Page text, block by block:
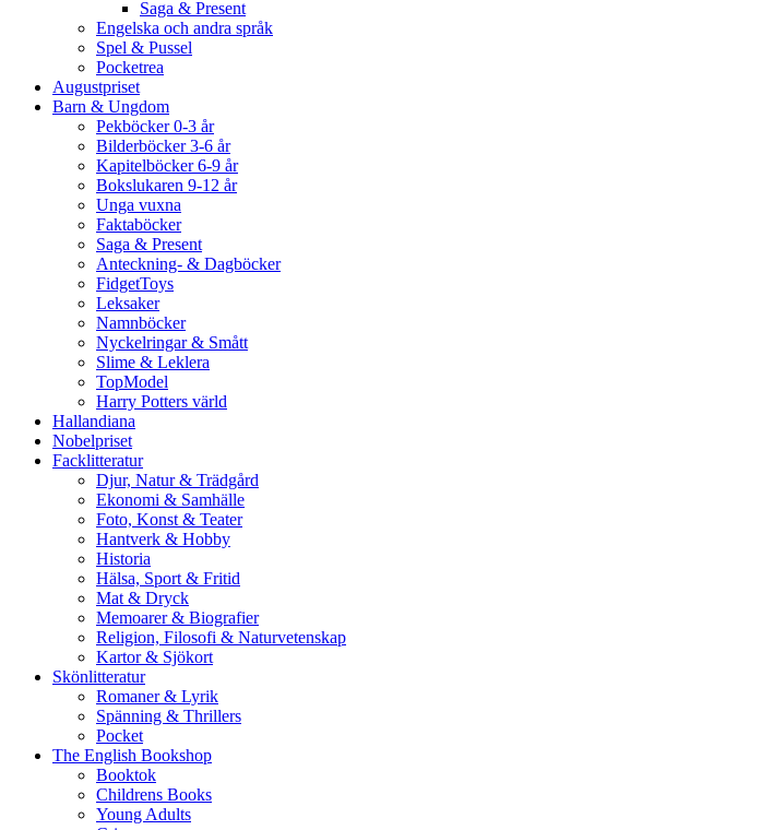
Saga & Present
Engelska och andra språk
Spel & Pussel
Pocketrea
Augustpriset
Barn & Ungdom
Pekböcker 0-3 år
Bilderböcker 3-6 år
Kapitelböcker 6-9 år
Bokslukaren 9-12 år
Unga vuxna
Faktaböcker
Saga & Present
Anteckning- & Dagböcker
FidgetToys
Leksaker
Namnböcker
Nyckelringar & Smått
Slime & Leklera
TopModel
Harry Potters värld
Hallandiana
Nobelpriset
Facklitteratur
Djur, Natur & Trädgård
Ekonomi & Samhälle
Foto, Konst & Teater
Hantverk & Hobby
Historia
Hälsa, Sport & Fritid
Mat & Dryck
Memoarer & Biografier
Religion, Filosofi & Naturvetenskap
Kartor & Sjökort
Skönlitteratur
Romaner & Lyrik
Spänning & Thrillers
Pocket
The English Bookshop
Booktok
Childrens Books
Young Adults